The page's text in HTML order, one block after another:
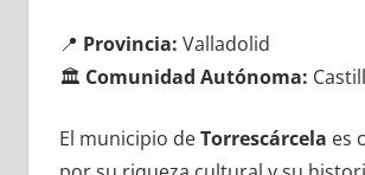
📍 Provincia: Valladolid
🏛️ Comunidad Autónoma:
El municipio dеTorrescárcela es